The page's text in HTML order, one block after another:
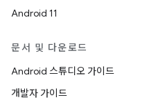
Android 11
문서 및 다운로드
Android 스튜디오 가이드
개발자 가이드